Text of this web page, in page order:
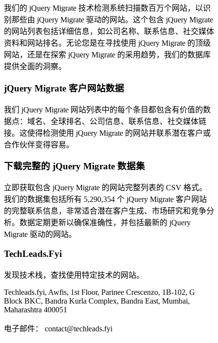
我们的 jQuery Migrate 技术检测系统扫描数百万个网站，以识
别那些由 jQuery Migrate 驱动的网站。这个包含 jQuery Migrate
的网站列表包括详细信息，如公司名称、联系信息、社交媒体
资料和网站排名。无论您是在寻找使用 jQuery Migrate 的顶级
网站，还是在探索 jQuery Migrate 的采用趋势，我们的数据库
提供全面的洞察。
jQuery Migrate 客户网站数据
我们 jQuery Migrate 网站列表中的每个条目都包含有价值的数
据点：域名、全球排名、公司信息、联系信息、社交媒体链
接。这使得检测使用 jQuery Migrate 的网站并联系潜在客户或
合作伙伴变得容易。
下载完整的 jQuery Migrate 数据集
立即获取包含 jQuery Migrate 的网站完整列表的 CSV 格式。
我们的数据集包括所有 5,290,354 个 jQuery Migrate 客户网站
的完整联系信息，非常适合潜在客户生成、市场研究和竞争分
析。数据定期更新以确保准确性，并包括最新的 jQuery
Migrate 驱动的网站。
TechLeads.Fyi
发现技术栈，查找使用特定技术的网站。
Techleads.fyi, Awfis, 1st Floor, Parinee Crescenzo, 1B-102, G
Block BKC, Bandra Kurla Complex, Bandra East, Mumbai,
Maharashtra 400051
电子邮件： contact@techleads.fyi